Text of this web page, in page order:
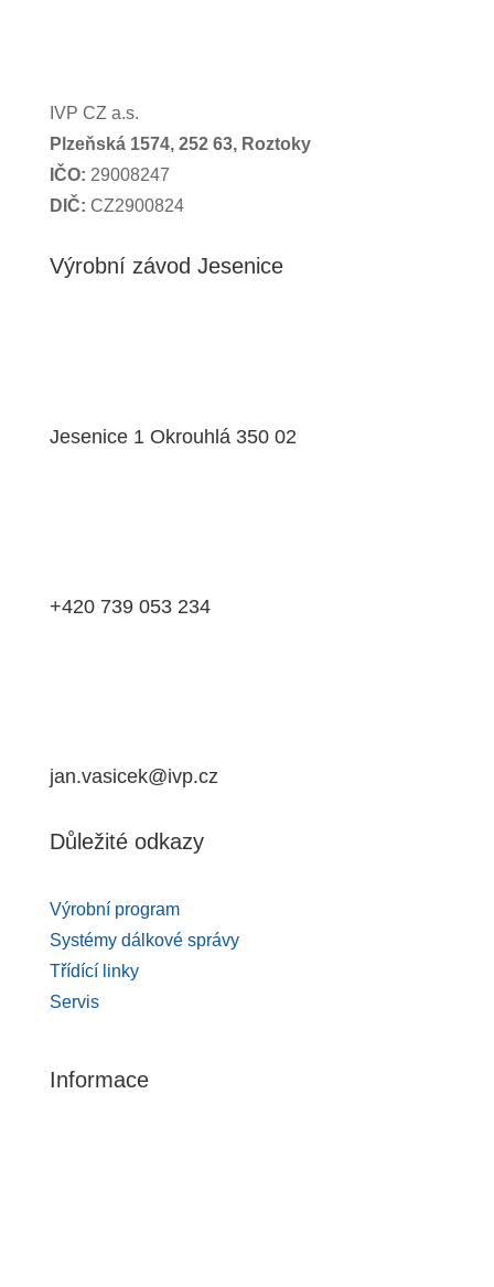
IVP CZ a.s.
Plzeňská 1574, 252 63, Roztoky
IČO: 29008247
DIČ: CZ2900824
Výrobní závod Jesenice
Jesenice 1 Okrouhlá 350 02
+420 739 053 234
jan.vasicek@ivp.cz
Důležité odkazy
Výrobní program
Systémy dálkové správy
Třídící linky
Servis
Informace